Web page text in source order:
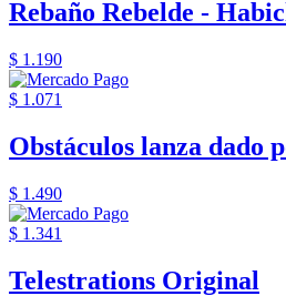
Rebaño Rebelde -
$ 1.190
$ 1.071
Obstáculos lanza dado
$ 1.490
$ 1.341
Telestrations Original